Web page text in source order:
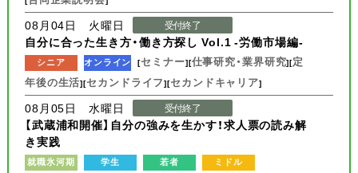
08月04日 火曜日 受付終了
自分に合った生き方・働き方探し Vol.1 -労働市場編-
シニア オンライン [セミナー][仕事研究・業界研究][定
年後の生活][セカンドライフ][セカンドキャリア]
08月05日 水曜日 受付終了
【武蔵浦和開催】自分の強みを生かす！求人票の読み解
き実践
就職氷河期 学生 若者
ミドル